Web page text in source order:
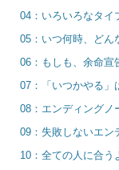
04：いろいろなタイ
05：いつ何時、どん
06：もしも、余命宣
07：「いつかやる」
08：エンディングノ
09：失敗しないエン
10：全ての人に合う